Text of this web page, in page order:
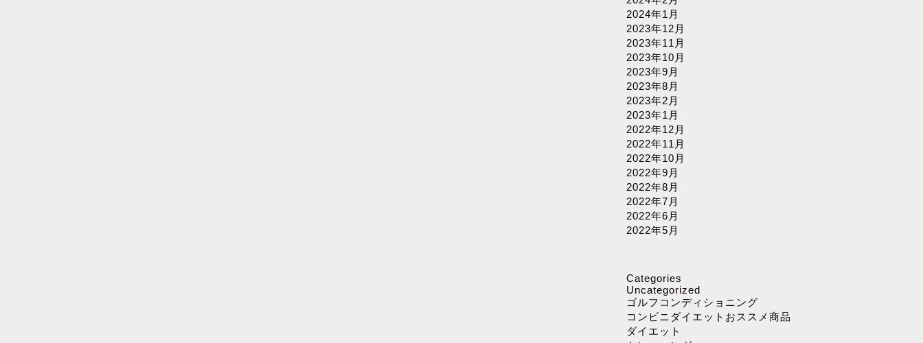
2024年1月
2023年12月
2023年11月
2023年10月
2023年9月
2023年8月
2023年2月
2023年1月
2022年12月
2022年11月
2022年10月
2022年9月
2022年8月
2022年7月
2022年6月
2022年5月
Categories
Uncategorized
ゴルフコンディショニング
コンビニダイエットおススメ商品
ダイエット